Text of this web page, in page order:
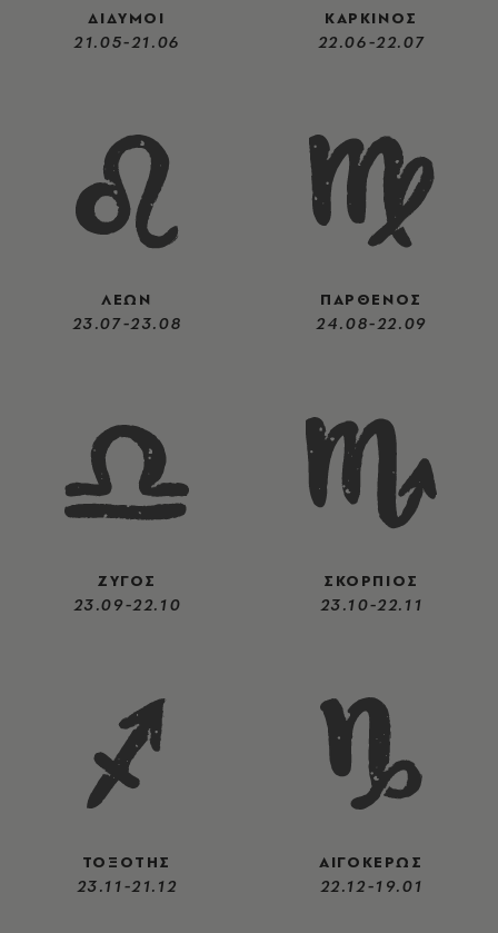
ΔΙΔΥΜΟΙ
21.05-21.06
ΚΑΡΚΙΝΟΣ
22.06-22.07
ΛΕΩΝ
23.07-23.08
ΠΑΡΘΕΝΟΣ
24.08-22.09
ΖΥΓΟΣ
23.09-22.10
ΣΚΟΡΠΙΟΣ
23.10-22.11
ΤΟΞΟΤΗΣ
23.11-21.12
ΑΙΓΟΚΕΡΩΣ
22.12-19.01